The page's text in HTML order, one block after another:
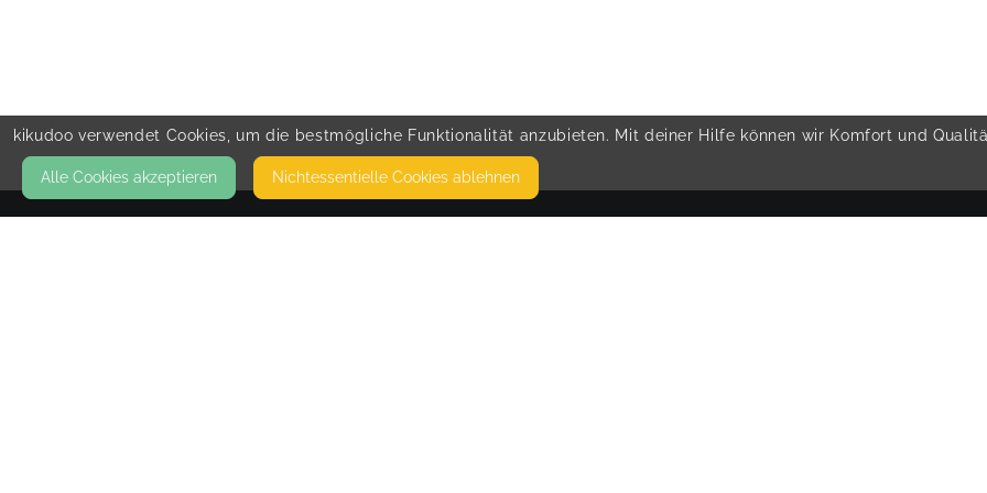
kikudoo verwendet Cookies, um die bestmögliche Funktionalität anzubieten. Mit deiner Hilfe können wir Komfort und
Alle Cookies akzeptieren Nicht­essentielle Cookies ablehnen